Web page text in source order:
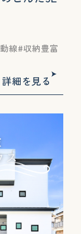
線 収納豊富
詳細を見る